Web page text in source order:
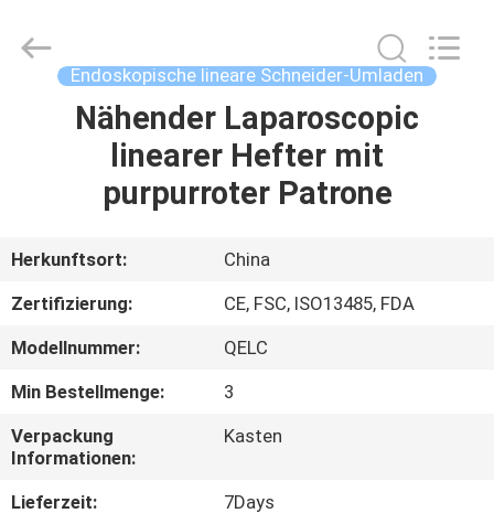
HAUS
PRODUKTE
ÜBER
UNS
FABRIK-
AUSFLUG
QUALITÄTSKONTROLLE
LTD.
Endoskopische lineare Schneider-Umladen
Nähender Laparoscopic
linearer Hefter mit
purpurroter Patrone
Herkunftsort:
China
Zertifizierung:
CE, FSC, ISO13485, FDA
Modellnummer:
QELC
Min Bestellmenge:
3
Verpackung
Informationen:
Kasten
Lieferzeit:
7Days